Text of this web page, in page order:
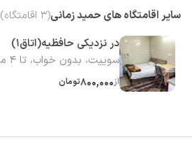
سایر اقامتگاه های حمید زمانی(
3 اقامتگاه)
در نزدیکی حافظیه(اتاق1)
سوییت، بدون خواب، تا 4 مهمان
از800,000تومان